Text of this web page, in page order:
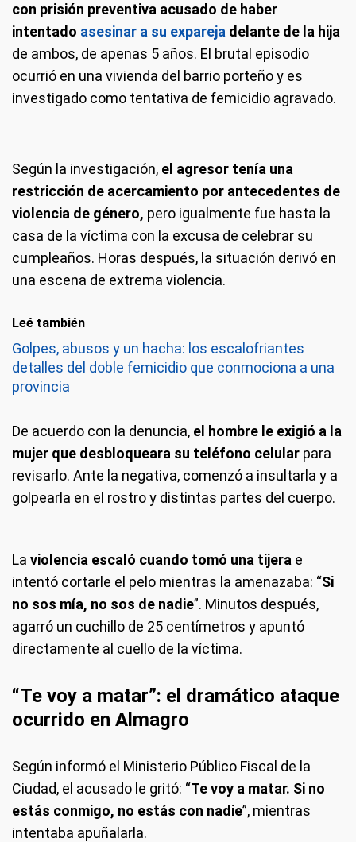
con prisión preventiva acusado de haber
intentado asesinar a su expareja delante de la hija
de ambos, de apenas 5 años. El brutal episodio
ocurrió en una vivienda del barrio porteño y es
investigado como tentativa de femicidio agravado.
Según la investigación, el agresor tenía una
restricción de acercamiento por antecedentes de
violencia de género, pero igualmente fue hasta la
casa de la víctima con la excusa de celebrar su
cumpleaños. Horas después, la situación derivó en
una escena de extrema violencia.
Leé también
Golpes, abusos y un hacha: los escalofriantes
detalles del doble femicidio que conmociona a una
provincia
De acuerdo con la denuncia, el hombre le exigió a la
mujer que desbloqueara su teléfono celular para
revisarlo. Ante la negativa, comenzó a insultarla y a
golpearla en el rostro y distintas partes del cuerpo.
La violencia escaló cuando tomó una tijera e
intentó cortarle el pelo mientras la amenazaba: “Si
no sos mía, no sos de nadie”. Minutos después,
agarró un cuchillo de 25 centímetros y apuntó
directamente al cuello de la víctima.
“Te voy a matar”: el dramático ataque
ocurrido en Almagro
Según informó el Ministerio Público Fiscal de la
Ciudad, el acusado le gritó: “Te voy a matar. Si no
estás conmigo, no estás con nadie”, mientras
intentaba apuñalarla.